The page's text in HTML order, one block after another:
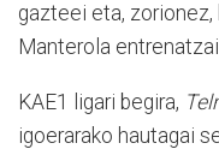
gazteei eta, zorionez,
Manterola
KAE1 ligari begira,
igoerarako hautagai